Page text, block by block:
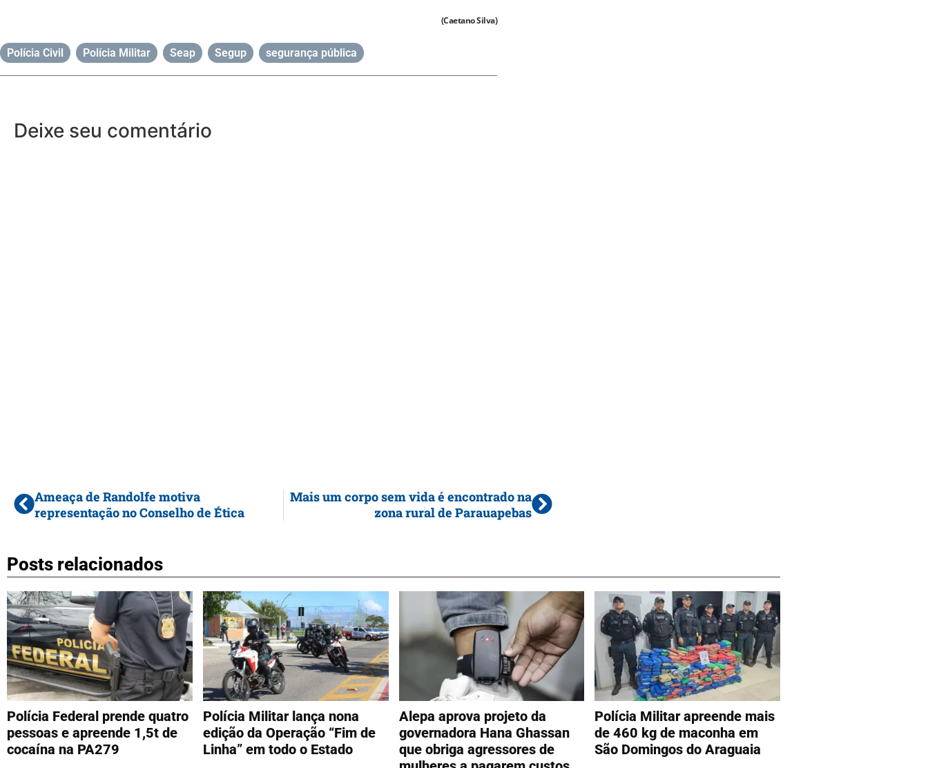
(Caetano Silva)
Polícia Civil Polícia Militar Seap Segup segurança pública
Deixe seu comentário
Ameaça de Randolfe motiva
representação no Conselho de Ética
Mais um corpo sem vida é encontrado na
zona rural de Parauapebas
Posts relacionados
Polícia Federal prende quatro
pessoas e apreende 1,5t de
cocaína na PA279
Polícia Militar lança nona
edição da Operação “Fim de
Linha” em todo o Estado
Alepa aprova projeto da
governadora Hana Ghassan
que obriga agressores de
Polícia Militar apreende mais
de 460 kg de maconha em
São Domingos do Araguaia